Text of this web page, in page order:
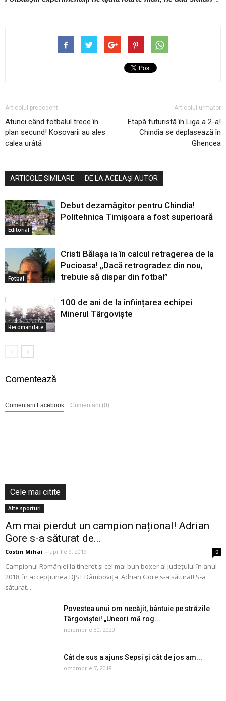
Articolul precedent
Atunci când fotbalul trece în
plan secund! Kosovarii au ales
calea urâtă
Articolul următor
Etapă futuristă în Liga a 2-a!
Chindia se deplasează în
Ghencea
ARTICOLE SIMILARE DE LA ACELAȘI AUTOR
Editorial
Debut dezamăgitor pentru Chindia!
Politehnica Timișoara a fost superioară
Fotbal
Cristi Bălașa ia în calcul retragerea de la
Pucioasa! „Dacă retrogradez din nou,
trebuie să dispar din fotbal”
Recomandate
100 de ani de la înființarea echipei
Minerul Târgoviște
Comentează
Comentarii Facebook Comentarii (0)
Cele mai citite
Alte sporturi
Am mai pierdut un campion național! Adrian
Gore s-a săturat de...
Costin Mihai - aprilie 9, 2019 0
Campionul României la tineret și cel mai bun boxer al județului în anul
2018, în accepțiunea DJST Dâmbovița, Adrian Gore s-a săturat! S-a
săturat...
Povestea unui om necăjit, bântuie pe străzile
Târgoviștei! „Uneori mă rog...
noiembrie 30, 2020
Cât de sus a ajuns Sepsi și cât de jos am...
octombrie 7, 2018